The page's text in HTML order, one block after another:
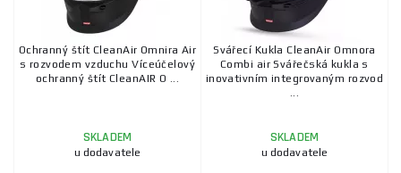
Ochranný štít CleanAir Omnira Air
s rozvodem vzduchu Víceúčelový
ochranný štít CleanAIR O ...
SKLADEM
u dodavatele
Svářecí Kukla CleanAir Omnora
Combi air Svářečská kukla s
inovativním integrovaným rozvod
...
SKLADEM
u dodavatele